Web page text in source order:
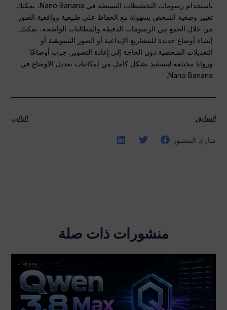
باستخدام رسومات التخطيطات البسيطة في Nano Banana، يمكنك
تغيير وضعية الشخص بسهولة مع الحفاظ على طبيعية وواقعية الصور.
من خلال الجمع بين الرسومات الدقيقة والمطالبات الواضحة، يمكنك
إنشاء أوضاع جديدة للمشاريع الإبداعية أو الصور التسويقية أو
التعديلات الشخصية دون الحاجة إلى إعادة التصوير. جرب أوضاعًا
وزوايا مختلفة لتستفيد بشكل كامل من إمكانيات تعديل الأوضاع في
Nano Banana.
السابق التالي
شارك المنشور:
منشورات ذات صلة